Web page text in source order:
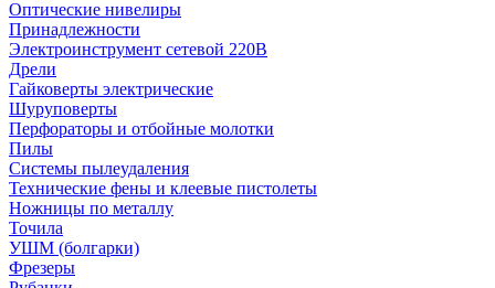
Оптические нивелиры
Принадлежности
Электроинструмент сетевой 220В
Дрели
Гайковерты электрические
Шуруповерты
Перфораторы и отбойные молотки
Пилы
Системы пылеудаления
Технические фены и клеевые пистолеты
Ножницы по металлу
Точила
УШМ (болгарки)
Фрезеры